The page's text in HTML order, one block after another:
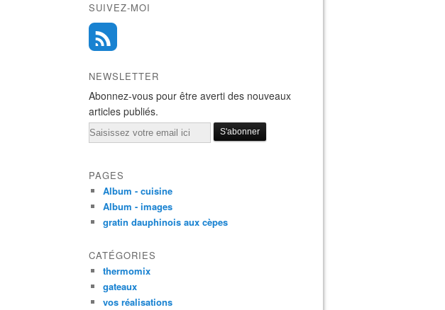
SUIVEZ-MOI
NEWSLETTER
Abonnez-vous pour être averti des nouveaux
articles publiés.
Email
PAGES
Album - cuisine
Album - images
gratin dauphinois aux cèpes
CATÉGORIES
thermomix
gateaux
vos réalisations